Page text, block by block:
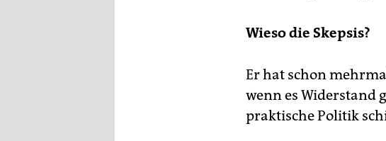
Wieso die Skepsis?
Er hat schon
wenn es Widerstand
praktische Politik